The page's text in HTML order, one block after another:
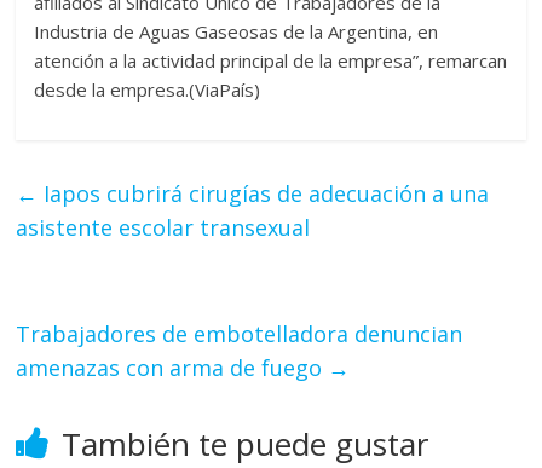
Industria de Aguas Gaseosas de la Argentina, en
atención a la actividad principal de la empresa”, remarcan
desde la empresa.(ViaPaís)
← Iapos cubrirá cirugías de adecuación a una
asistente escolar transexual
Trabajadores de embotelladora denuncian
amenazas con arma de fuego →
También te puede gustar